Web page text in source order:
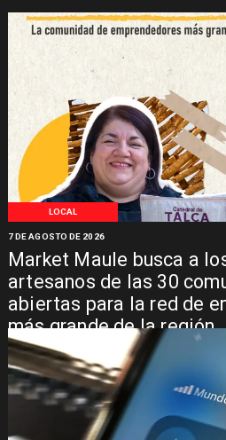
LOCAL
Market Maule busca a
artesanos de las 30
abiertas para la red de
más grande de la región
7 DE AGOSTO DE 2026